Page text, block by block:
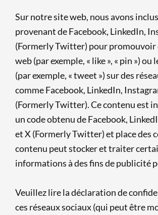
Sur notre site web, nous avons
provenant de Facebook, LinkedIn,
(Formerly Twitter) pour promouvoir
web (par exemple, « like », « pin ») ou
(par exemple, « tweet ») sur des
comme Facebook, LinkedIn,
(Formerly Twitter). Ce contenu est
un code obtenu de Facebook,
et X (Formerly Twitter) et place des
contenu peut stocker et traiter
informations à des fins de publicité
Veuillez lire la déclaration de
ces réseaux sociaux (qui peut être